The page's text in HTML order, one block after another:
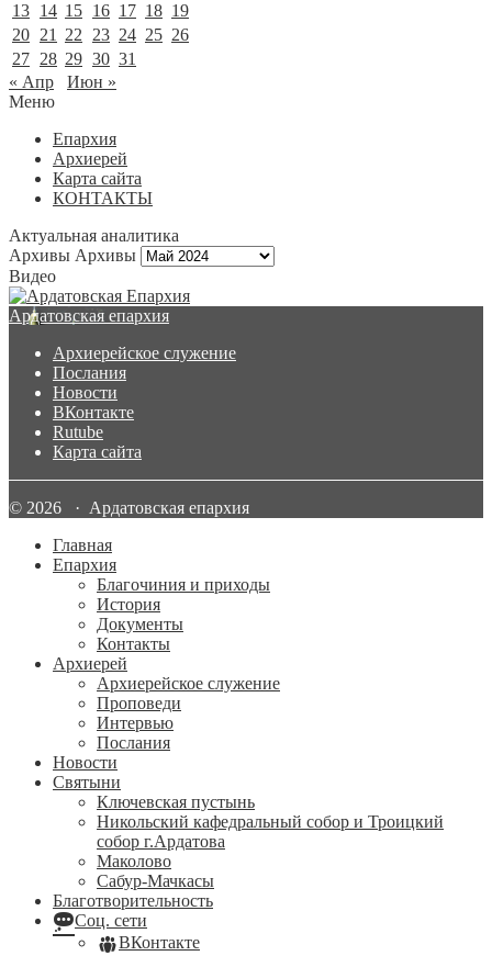
13 14 15 16 17 18 19
20 21 22 23 24 25 26
27 28 29 30 31
« Апр
Июн »
Меню
Епархия
Архиерей
Карта сайта
КОНТАКТЫ
Актуальная аналитика
Архивы Архивы
Видео
Ардатовская епархия
Архиерейское служение
Послания
Новости
ВКонтакте
Rutube
Карта сайта
© 2026 · Ардатовская епархия
Главная
Епархия
Благочиния и приходы
История
Документы
Контакты
Архиерей
Архиерейское служение
Проповеди
Интервью
Послания
Новости
Святыни
Ключевская пустынь
Никольский кафедральный собор и Троицкий
собор г.Ардатова
Маколово
Сабур-Мачкасы
Благотворительность
Соц. сети
ВКонтакте